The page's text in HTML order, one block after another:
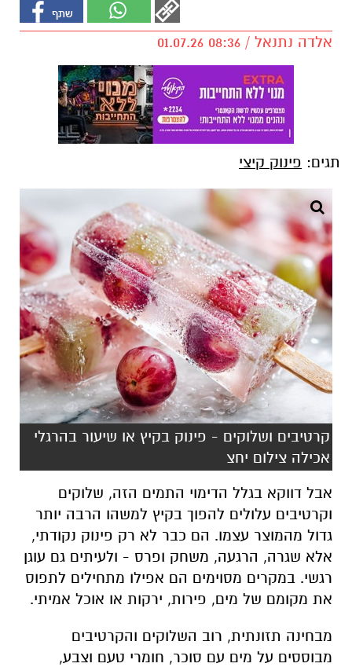
אלדה נתנאל / 08:36 01.07.26
תגים: פינוק קיצי
קרטיבים ושלוקים - פינוק בקיץ או שיעור בהרגלי
אכילה צילום יחצ
אבל דווקא בגלל הדימוי התמים הזה, שלוקים
וקרטיבים עלולים להפוך בקיץ למשהו הרבה יותר
גדול מהמוצר עצמו. הם כבר לא רק פינוק נקודתי,
אלא שגרה, הרגעה, משחק ופרס - ולעיתים גם עוגן
רגשי. במקרים מסוימים הם אפילו מתחילים לתפוס
את מקומם של מים, פירות, ירקות או אוכל אמיתי.
מבחינה תזונתית, רוב השלוקים והקרטיבים
מבוססים על מים עם סוכר, חומרי טעם וצבע,